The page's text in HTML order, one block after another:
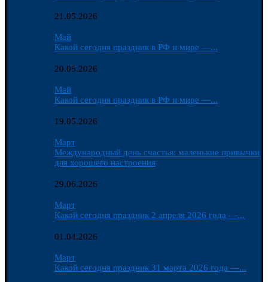
21.05.2026
Май
Какой сегодня праздник в РФ и мире —...
20.05.2026
Май
Какой сегодня праздник в РФ и мире —...
19.05.2026
Март
Международный день счастья: маленькие привычки
для хорошего настроения
29.06.2026
Март
Какой сегодня праздник 2 апреля 2026 года —...
01.04.2026
Март
Какой сегодня праздник 31 марта 2026 года —...